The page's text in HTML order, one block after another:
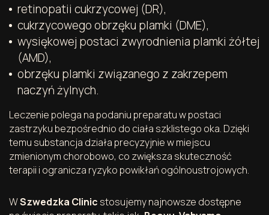
retinopatii cukrzycowej (DR),
cukrzycowego obrzęku plamki (DME),
wysiękowej postaci zwyrodnienia plamki żółtej
(AMD),
obrzęku plamki związanego z zakrzepem
naczyń żylnych.
Leczenie polega na podaniu preparatu w postaci
zastrzyku bezpośrednio do ciała szklistego oka. Dzięki
temu substancja działa precyzyjnie w miejscu
zmienionym chorobowo, co zwiększa skuteczność
terapii i ogranicza ryzyko powikłań ogólnoustrojowych.
WSzwedzka Clinic stosujemy najnowsze dostępne